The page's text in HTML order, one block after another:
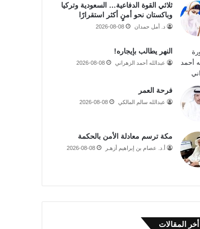
ثلاثي القوة الدفاعية… السعودية وتركيا
وباكستان نحو أمنٍ أكثر استقرارًا
د. أمل حمدان 2026-08-08
النهر يطالب بإيجاره!
عبدالله أحمد الزهراني 2026-08-08
فرحة العمر
عبدالله سالم المالكي 2026-08-08
مكة ترسم معادلة الأمن بالحكمة
أ.د. عصام بن إبراهيم أزهـر 2026-08-08
أخر المقالات